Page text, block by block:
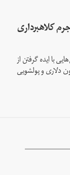
کلاهبرداری
با ایده گرفتن از
دلاری و پولشویی